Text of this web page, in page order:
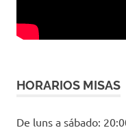
HORARIOS MISAS
De luns a sábado: